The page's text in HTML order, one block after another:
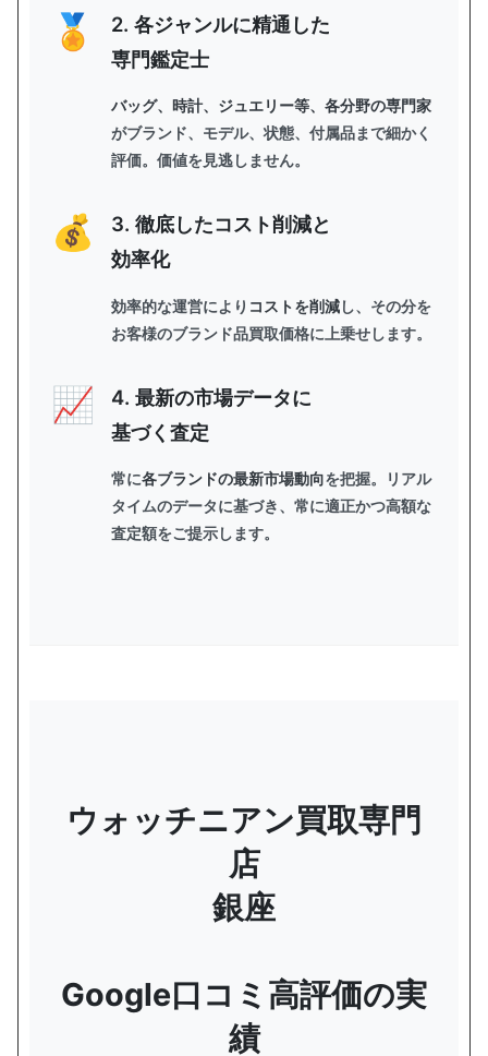
2. 各ジャンルに精通した
専門鑑定士
バッグ、時計、ジュエリー等、各分野の専門家
がブランド、モデル、状態、付属品まで細かく
評価。価値を見逃しません。
3. 徹底したコスト削減と
効率化
効率的な運営により コストを削減し、その分を
お客様のブランド品買取価格に上乗せします。
4. 最新の市場データに
基づく査定
常に各ブランドの最新市場動向を把握。リアル
タイムのデータに基づき、常に適正かつ高額な
査定額をご提示します。
ウォッチニアン買取専門
店
銀座
Google口コミ高評価の実
績